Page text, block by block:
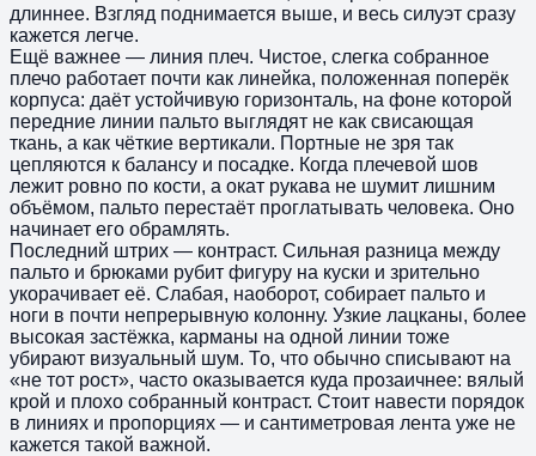
длиннее. Взгляд поднимается выше, и весь силуэт сразу
кажется легче.
Ещё важнее — линия плеч. Чистое, слегка собранное
плечо работает почти как линейка, положенная поперёк
корпуса: даёт устойчивую горизонталь, на фоне которой
передние линии пальто выглядят не как свисающая
ткань, а как чёткие вертикали. Портные не зря так
цепляются к балансу и посадке. Когда плечевой шов
лежит ровно по кости, а окат рукава не шумит лишним
объёмом, пальто перестаёт проглатывать человека. Оно
начинает его обрамлять.
Последний штрих — контраст. Сильная разница между
пальто и брюками рубит фигуру на куски и зрительно
укорачивает её. Слабая, наоборот, собирает пальто и
ноги в почти непрерывную колонну. Узкие лацканы, более
высокая застёжка, карманы на одной линии тоже
убирают визуальный шум. То, что обычно списывают на
«не тот рост», часто оказывается куда прозаичнее: вялый
крой и плохо собранный контраст. Стоит навести порядок
в линиях и пропорциях — и сантиметровая лента уже не
кажется такой важной.